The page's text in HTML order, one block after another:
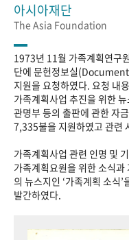
아시아재단
The Asia Foundation
1973년 11월 가족계획연구
단에 문헌정보실
지원을 요청하였다. 요청 내
가족계획사업 추진을 위한
관명부 등의 출판에 관한 자
7,335불을 지원하였고 관련
가족계획사업 관련 인명 및
가족계획요원을 위한 소식과
의 뉴스지인 ‘가족계획 소식
발간하였다.